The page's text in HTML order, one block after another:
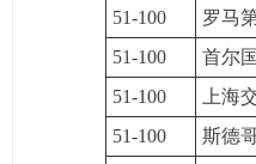
51-100
罗马
51-100
首尔
51-100
上海
51-100
斯德